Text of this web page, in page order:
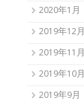
2020年1月
2019年12月
2019年11月
2019年10月
2019年9月